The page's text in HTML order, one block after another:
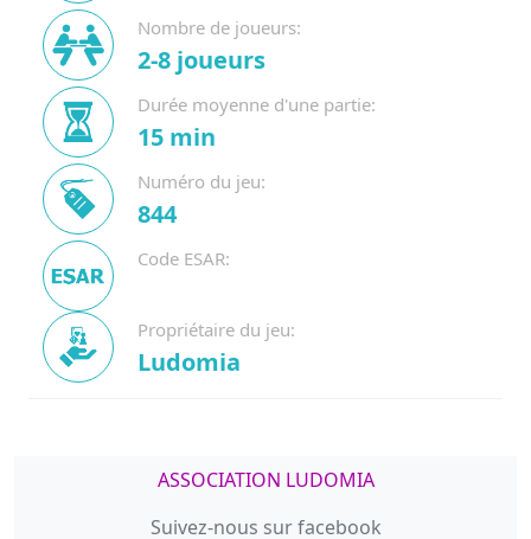
Nombre de joueurs:
2-8 joueurs
Durée moyenne d'une partie:
15 min
Numéro du jeu:
844
Code ESAR:
Propriétaire du jeu:
Ludomia
ASSOCIATION LUDOMIA
Suivez-nous sur facebook